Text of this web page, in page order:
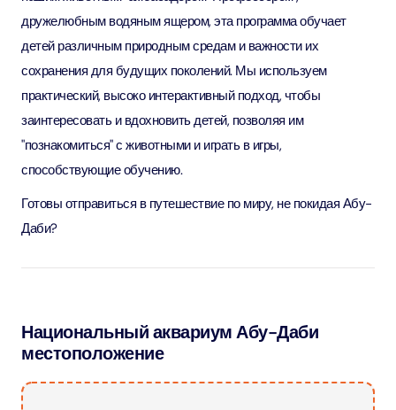
дружелюбным водяным ящером, эта программа обучает
детей различным природным средам и важности их
сохранения для будущих поколений. Мы используем
практический, высоко интерактивный подход, чтобы
заинтересовать и вдохновить детей, позволяя им
"познакомиться" с животными и играть в игры,
способствующие обучению.
Готовы отправиться в путешествие по миру, не покидая Абу-
Даби?
Национальный аквариум Абу-Даби
местоположение